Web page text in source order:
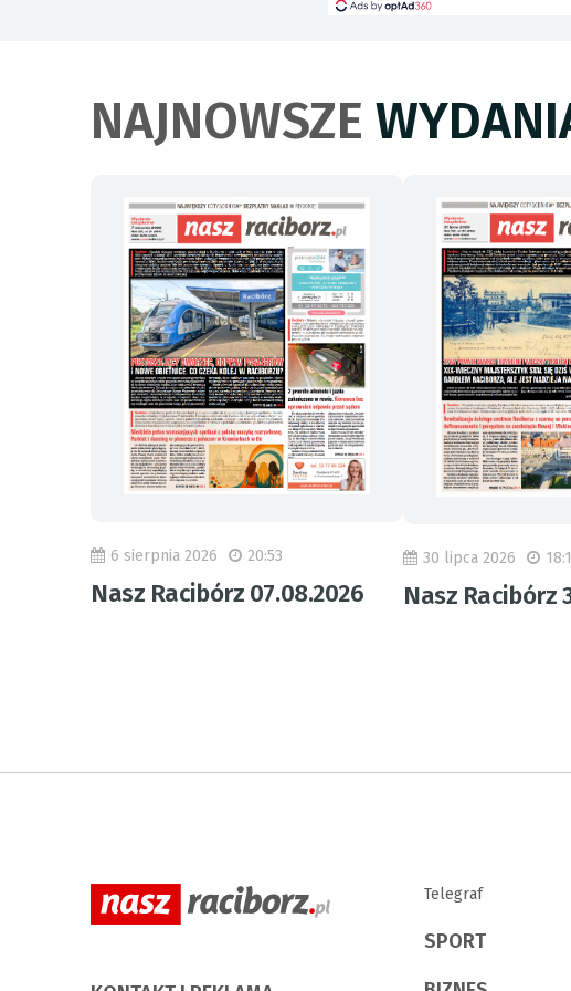
NAJNOWSZE
6 sierpnia 2026 20:53
Nasz Racibórz 07.08.2026
30 lipca 2026
Nasz Racibórz
Telegraf
SPORT